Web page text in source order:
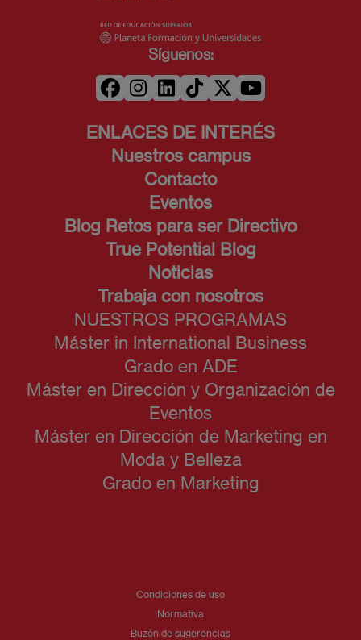
Síguenos:
ENLACES DE INTERÉS
Nuestros campus
Contacto
Eventos
Blog Retos para ser Directivo
True Potential Blog
Noticias
Trabaja con nosotros
NUESTROS PROGRAMAS
Máster in International Business
Grado en ADE
Máster en Dirección y Organización de
Eventos
Máster en Dirección de Marketing en
Moda y Belleza
Grado en Marketing
Condiciones de uso
Normativa
Buzón de sugerencias